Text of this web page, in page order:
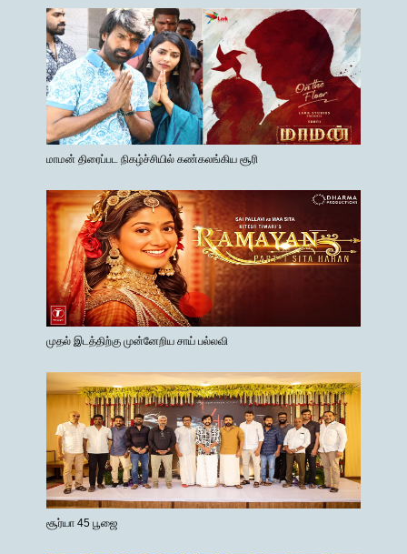
மாமன் திரைப்பட நிகழ்ச்சியில் கண்கலங்கிய சூரி
முதல் இடத்திற்கு முன்னேறிய சாய் பல்லவி
சூர்யா 45 பூஜை